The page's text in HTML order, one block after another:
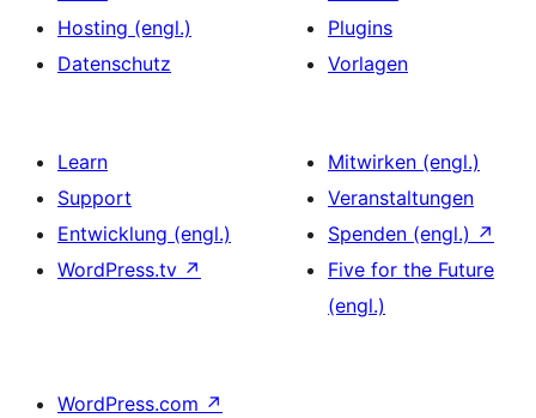
Hosting (engl.)
Datenschutz
Plugins
Vorlagen
Learn
Support
Entwicklung (engl.)
WordPress.tv ↗
Mitwirken (engl.)
Veranstaltungen
Spenden (engl.) ↗
Five for the Future
(engl.)
WordPress.com ↗